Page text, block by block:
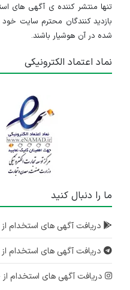
تنها منتشر کننده ی آگهی های
بازدید کنندگان محترم سایت
شده در آن هوشیار باشند.
نماد اعتماد الکترونیکی
ما را دنبال کنید
دریافت آگهی های استخدام
دریافت آگهی های استخدام از
دریافت آگهی های استخدام از